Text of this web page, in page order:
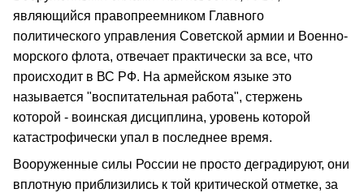
являющийся правопреемником Главного
политического управления Советской армии и Военно-
морского флота, отвечает практически за все, что
происходит в ВС РФ. На армейском языке это
называется "воспитательная работа", стержень
которой - воинская дисциплина, уровень которой
катастрофически упал в последнее время.
Вооруженные силы России не просто деградируют, они
вплотную приблизились к той критической отметке, за